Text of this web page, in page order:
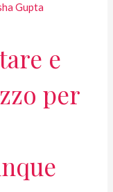
Gupta
e
per